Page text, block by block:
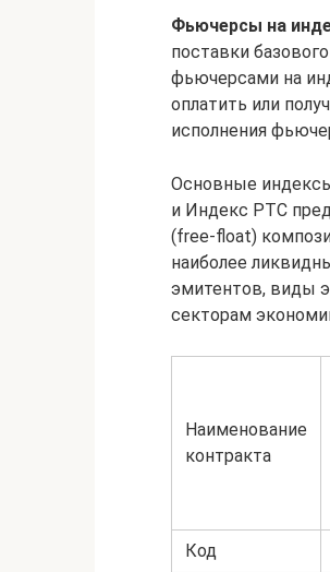
Фьючерсы на
поставки
фьючерсами на
оплатить или
исполнения
Основные
и Индекс РТС
(free-float)
наиболее
эмитентов, виды
секторам
Наименование
контракта
Код